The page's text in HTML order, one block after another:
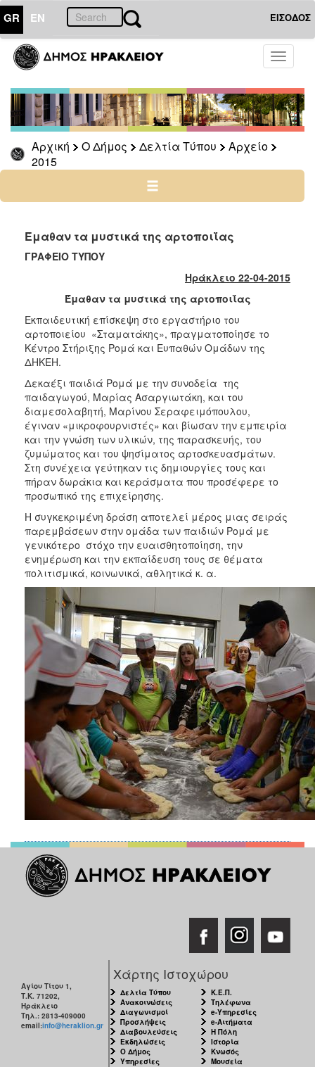
GR EN ΕΙΣΟΔΟΣ
Toggle
Αρχική Ο Δήμος Δελτία Τύπου
Αρχείο
2015
ΔΗΜΟΣ
Δελτία
Τύπου
Αρχείο
2026
2025
2022
2021
2019
2018
2017
2016
2015
2013
2012
2011
2010
2006
ΤΟΠΟΣ
ΠΟΛΙΤΙΣΜΟΣ
ΑΝΘΕΚΤΙΚΗ
Έμαθαν τα μυστικά της αρτοποιΐας
ΓΡΑΦΕΙΟ ΤΥΠΟΥ
Ηράκλειο 22-04-2015
Έμαθαν τα μυστικά της αρτοποιΐας
Εκπαιδευτική επίσκεψη στο εργαστήριο του
αρτοποιείου «Σταματάκης», πραγματοποίησε το
Κέντρο Στήριξης Ρομά και Ευπαθών Ομάδων της
ΔΗΚΕΗ.
Δεκαέξι παιδιά Ρομά με την συνοδεία της
παιδαγωγού, Μαρίας Ασαργιωτάκη, και του
διαμεσολαβητή, Μαρίνου Σεραφειμόπουλου,
έγιναν «μικροφουρνιστές» και βίωσαν την εμπειρία
και την γνώση των υλικών, της παρασκευής, του
ζυμώματος και του ψησίματος αρτοσκευασμάτων.
Στη συνέχεια γεύτηκαν τις δημιουργίες τους και
πήραν δωράκια και κεράσματα που προσέφερε το
προσωπικό της επιχείρησης.
Η συγκεκριμένη δράση αποτελεί μέρος μιας σειράς
παρεμβάσεων στην ομάδα των παιδιών Ρομά με
γενικότερο στόχο την ευαισθητοποίηση, την
ενημέρωση και την εκπαίδευση τους σε θέματα
πολιτισμικά, κοινωνικά, αθλητικά κ. α.
Αγίου Τίτου 1,
Τ.Κ. 71202,
Ηράκλειο
Τηλ.: 2813-409000
email:info@heraklion.gr
Χάρτης Ιστοχώρου
Δελτία Τύπου
Ανακοινώσεις
Διαγωνισμοί
Προσλήψεις
Διαβουλεύσεις
Εκδηλώσεις
Ο Δήμος
Υπηρεσίες
Κ.Ε.Π.
Τηλέφωνα
e-Υπηρεσίες
e-Αιτήματα
Η Πόλη
Ιστορία
Κνωσός
Μουσεία